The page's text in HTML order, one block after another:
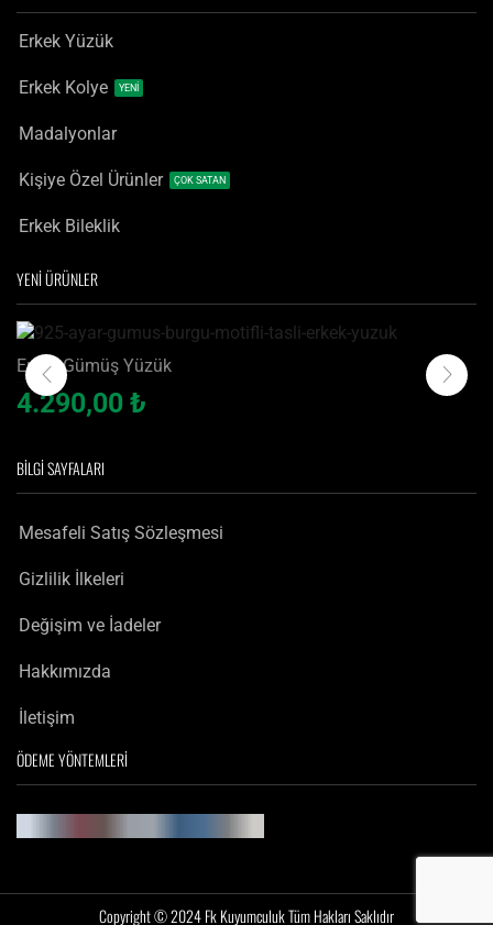
Erkek Yüzük
Erkek Kolye YENİ
Madalyonlar
Kişiye Özel Ürünler ÇOK SATAN
Erkek Bileklik
YENİ ÜRÜNLER
Erkek Gümüş Yüzük
4.290,00 ₺
BILGI SAYFALARI
Mesafeli Satış Sözleşmesi
Gizlilik İlkeleri
Değişim ve İadeler
Hakkımızda
İletişim
ÖDEME YÖNTEMLERI
Copyright © 2024 Fk Kuyumculuk Tüm Hakları Saklıdır